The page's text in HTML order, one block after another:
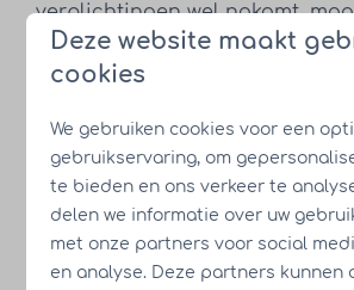
verplichtingen wel nakomt,
vergunning heeft moet zij hier
van maken bij haar uitingen in
Deze website maakt
cookies
We gebruiken cookies voor een
gebruikservaring, om
te bieden en ons verkeer te
delen we informatie over uw
met onze partners voor social
en analyse. Deze partners kunnen